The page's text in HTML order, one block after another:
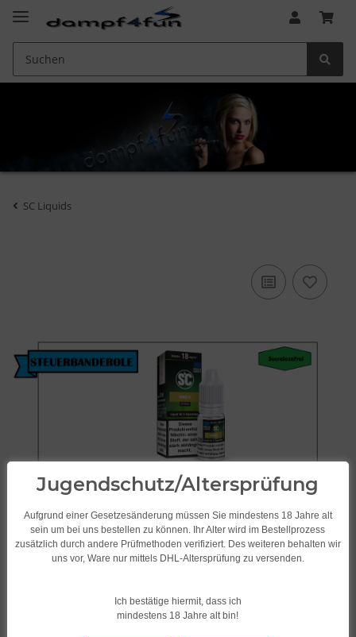
SC Liquids
Jugendschutz/Altersprüfung
Aufgrund einer Gesetzesänderung müssen Sie mindestens 18 Jahre alt
sein um bei uns bestellen zu können. Ihr Alter wird im Bestellprozess
zusätzlich durch andere Prüfmethoden verifiziert. Des weiteren behalten wir
uns vor, Ware nur mittels DHL-Altersprüfung zu versenden.
Ich bestätige hiermit, dass ich
mindestens 18 Jahre alt bin!